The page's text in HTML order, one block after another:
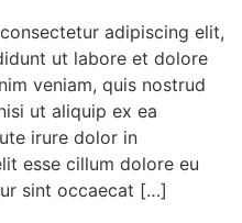
adipiscing elit,
ut labore et dolore
veniam, quis nostrud
ut aliquip ex ea
irure dolor in
esse cillum dolore eu
sint occaecat […]